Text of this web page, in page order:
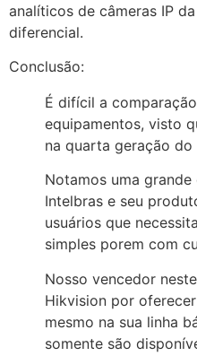
analíticos de câmeras IP
diferencial.
Conclusão:
É difícil a
equipamentos, visto
na quarta geração do
Notamos uma
Intelbras e seu
usuários que
simples porem com
Nosso vencedor
Hikvision por
mesmo na sua linha
somente são